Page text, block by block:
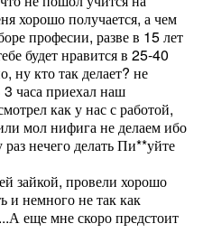
хорошо получается, а чем
професии, разве в 15 лет
будет нравится в 25-40
ну кто так делает? не
часа приехал наш
как у нас с работой,
мол нифига не делаем ибо
нечего делать Пи**уйте
зайкой, провели хорошо
и немного не так как
еще мне скоро предстоит